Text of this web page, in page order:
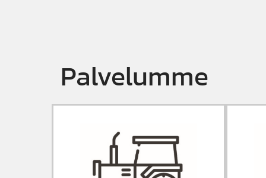
Palvelumme